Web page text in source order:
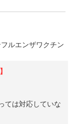
ルエンザワクチン
ては対応していな